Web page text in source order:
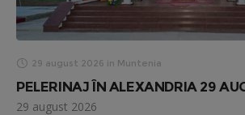
29 august 2026 in Muntenia
PELERINAJ ÎN ALEXANDRIA 29
29 august 2026